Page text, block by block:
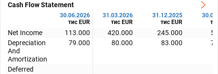
Cash Flow Statement
30.06.2026
тис EUR
31.03.2026
тис EUR
31.12.2025
тис EUR
Net Income 113.000 420.000 245.000
Depreciation
And
Amortization
79.000 80.000 83.000
Deferred